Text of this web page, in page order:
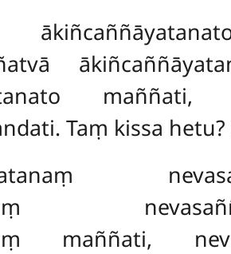
maññati,
Taṃ kissa hetu?
maññati,